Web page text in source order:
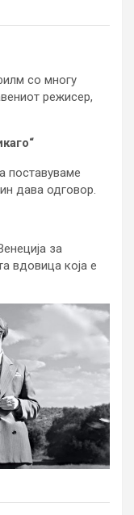
со многу
режисер,
поставуваме
дава одговор.
за
вдовица која е